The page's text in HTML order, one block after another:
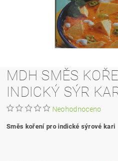
MDH SMĚS
INDICKÝ SÝR
Neohodnoceno
Směs koření pro indické sýrové kari